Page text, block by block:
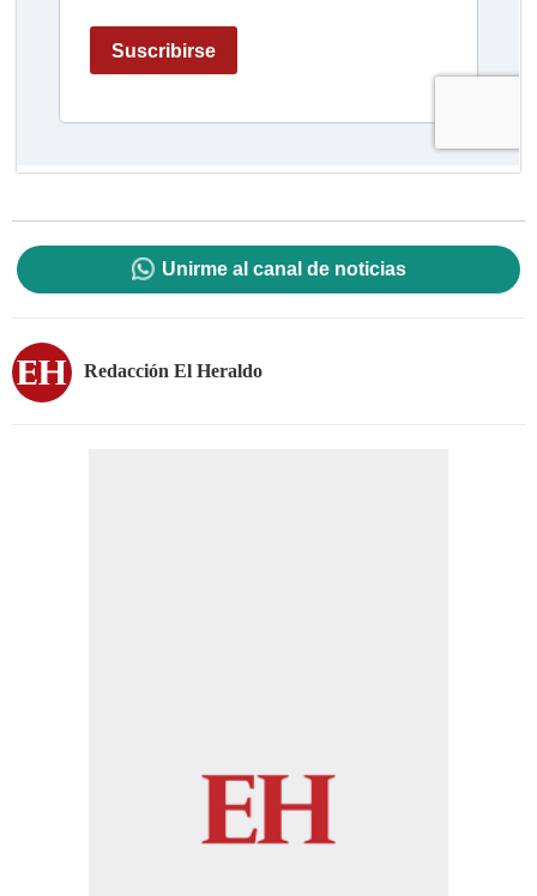
Unirme al canal de noticias
Redacción El Heraldo